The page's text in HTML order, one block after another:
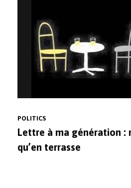
POLITICS
Lettre à ma génération :
qu’en terrasse